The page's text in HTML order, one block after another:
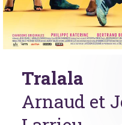
Tralala
Arnaud et